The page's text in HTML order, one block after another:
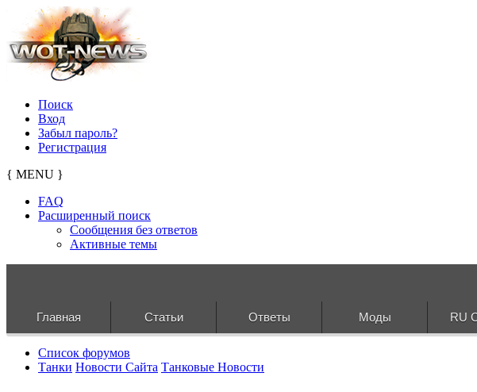
Поиск
Вход
Забыл пароль?
Регистрация
{ MENU }
FAQ
Расширенный поиск
Сообщения без ответов
Активные темы
Главная Статьи Ответы Моды RU
Список форумов
Танки Новости Сайта Танковые Новости